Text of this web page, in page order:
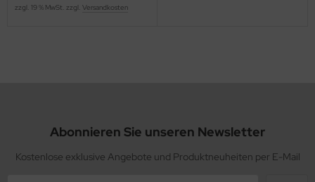
zzgl. 19 % MwSt. zzgl. Versandkosten
Abonnieren Sie unseren Newsletter
Kostenlose exklusive Angebote und Produktneuheiten per E-Mail